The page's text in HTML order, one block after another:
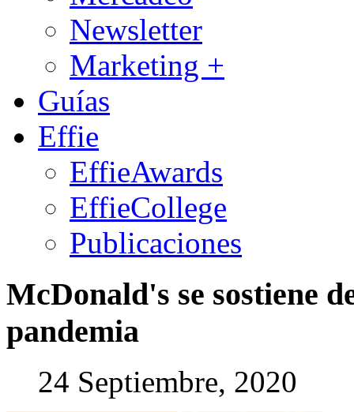
Newsletter
Marketing +
Guías
Effie
EffieAwards
EffieCollege
Publicaciones
McDonald's se sostiene
pandemia
24 Septiembre, 2020